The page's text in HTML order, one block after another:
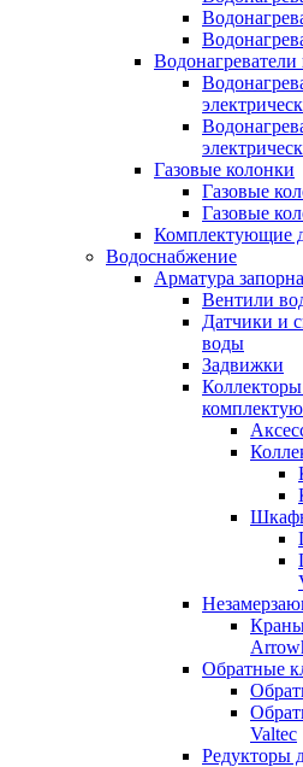
Газовые колонки
Газовые
Газовые
Комплектующие
Водоснабжение
Арматура
Вентили
Датчики и
воды
Задвижки
Обратные
Valtec
Редукторы